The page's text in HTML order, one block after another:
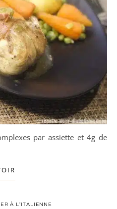
À L’ITALIENNE